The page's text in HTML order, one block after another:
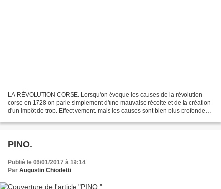
LA RÉVOLUTION CORSE. Lorsqu'on évoque les causes de la révolution
corse en 1728 on parle simplement d'une mauvaise récolte et de la création
d'un impôt de trop. Effectivement, mais les causes sont bien plus profondes
PINO.
Publié le 06/01/2017 à 19:14
Par Augustin Chiodetti